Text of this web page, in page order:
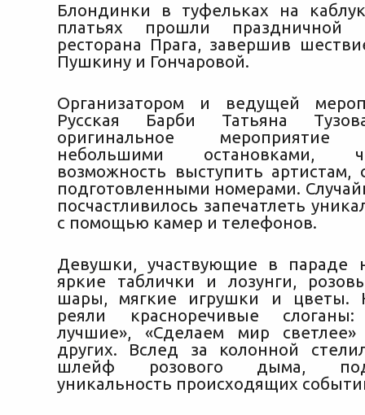
Блондинки в туфельках на
платьях прошли праздничной
ресторана Прага, завершив
Пушкину и Гончаровой.
Организатором и ведущей
Русская Барби Татьяна
оригинальное мероприятие
небольшими остановками,
возможность выступить артистам,
подготовленными номерами.
посчастливилось запечатлеть
с помощью камер и телефонов.
Девушки, участвующие в параде
яркие таблички и лозунги,
шары, мягкие игрушки и цветы.
реяли красноречивые
лучшие», «Сделаем мир
других. Вслед за колонной
шлейф розового дыма,
уникальность происходящих